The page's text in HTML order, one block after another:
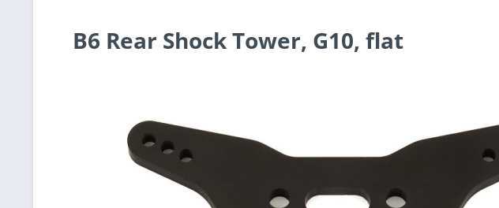
B6 Rear Shock Tower, G10, flat